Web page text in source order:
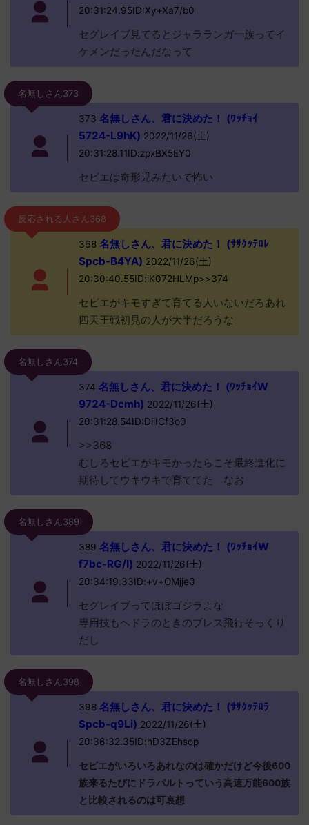
20:31:24.95ID:Xy+Xa7/b0
セグレイブ見てるとジャラランガ一族ってイ
ケメンだったんだなって
名無しさん373
373 名無しさん、君に決めた！ (ﾜｯﾁｮｲ
5724-L9hK) 2022/11/26(土)
20:31:28.11ID:zpxBX5EY0
セビエは奇形児みたいで怖い
反応される人さん368
368名無しさん、君に決めた！ (ｻｻｸｯﾃﾛﾚ
Spcb-B4YA) 2022/11/26(土)
20:30:40.55ID:iK072HLMp>>374
セビエがキモすぎて育てる人いないだろあれ
四天王戦初見の人が大半だろうな
名無しさん374
374 名無しさん、君に決めた！ (ﾜｯﾁｮｲW
9724-Dcmh) 2022/11/26(土)
20:31:28.54ID:DiiICf3o0
>>368
むしろセビエがキモかったらこそ最終進化に
期待してウキウキで育ててた なお
名無しさん389
389 名無しさん、君に決めた！ (ﾜｯﾁｮｲW
f7bc-RG/I) 2022/11/26(土)
20:34:19.33ID:+v+OMjje0
セグレイブってほぼゴジラよな
専用技もヘドラのときのブレス飛行そっくり
だし
名無しさん398
398名無しさん、君に決めた！ (ｻｻｸｯﾃﾛﾗ
Spcb-q9Li) 2022/11/26(土)
20:36:32.35ID:hD3ZEhsop
セビエがいろいろあれなのは確かだけど今後600
族来るたびにドラパルトっていう高速万能600族
と比較されるのは可哀想